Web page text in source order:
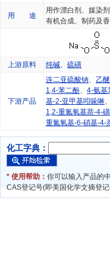
用 途
用作漂白剂、媒染
有机合成、制药及
上游原料 纯碱、 硫磺
下游产品
连二亚硫酸钠、 乙醚
1,4-苯二酚、 4-氨基
基-2-亚甲基吲哚啉、
1,2-重氮氧基萘-4-
重氮氧基-6-硝基-4-
化工字典：
* 使用帮助： 你可以输入产品的
CAS登记号(即美国化学文摘登记